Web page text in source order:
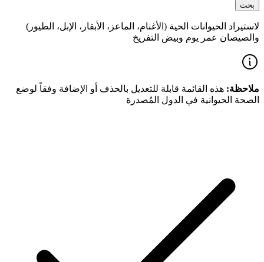
بحث
لاستيراد الحيوانات الحية (الأغنام، الماعز، الأبقار، الإبل، الطيور)
والصيصان عمر يوم وبيض التفريخ
ملاحظة: هذه القائمة قابلة للتعديل بالحذف أو الإضافة وفقاً لوضع
الصحة الحيوانية في الدول المُصدرة